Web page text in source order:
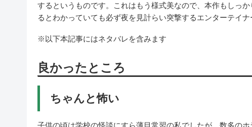
するというものです。これはもう様式美なので、本作もしっ
るとわかっていても必ず夜を見計らい突撃するエンターテイナ
※以下本記事にはネタバレを含みます
良かったところ
ちゃんと怖い
子供の頃は学校の怪談にすら薄目常習の私でしたが、数多の